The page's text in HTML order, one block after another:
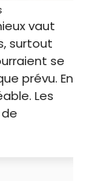
vaut
surtout
se
prévu. En
Les